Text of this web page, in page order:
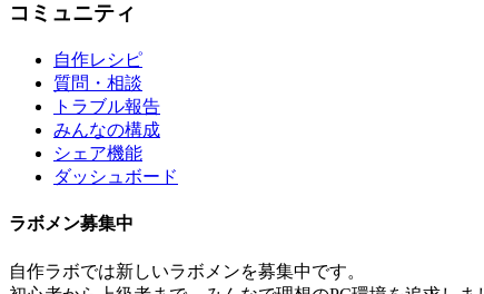
コミュニティ
自作レシピ
質問・相談
トラブル報告
みんなの構成
シェア機能
ダッシュボード
ラボメン募集中
自作ラボでは新しいラボメンを募集中です。